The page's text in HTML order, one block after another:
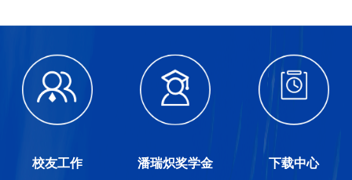
校友工作 潘瑞炽奖学金 下载中心